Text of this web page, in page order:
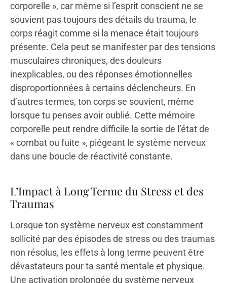
corporelle », car même si l’esprit conscient ne se
souvient pas toujours des détails du trauma, le
corps réagit comme si la menace était toujours
présente. Cela peut se manifester par des tensions
musculaires chroniques, des douleurs
inexplicables, ou des réponses émotionnelles
disproportionnées à certains déclencheurs. En
d’autres termes, ton corps se souvient, même
lorsque tu penses avoir oublié. Cette mémoire
corporelle peut rendre difficile la sortie de l’état de
« combat ou fuite », piégeant le système nerveux
dans une boucle de réactivité constante.
L’Impact à Long Terme du Stress et des
Traumas
Lorsque ton système nerveux est constamment
sollicité par des épisodes de stress ou des traumas
non résolus, les effets à long terme peuvent être
dévastateurs pour ta santé mentale et physique.
Une activation prolongée du système nerveux